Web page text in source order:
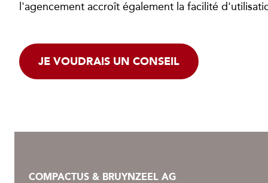
l'agencement accroît également la facilité
JE VOUDRAIS UN CONSEIL
COMPACTUS & BRUYNZEEL AG